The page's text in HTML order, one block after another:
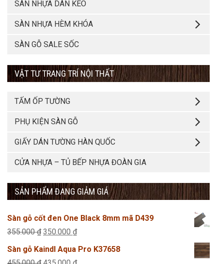
SÀN NHỰA DÁN KEO
SÀN NHỰA HÈM KHÓA
SÀN GỖ SALE SỐC
VẬT TƯ TRANG TRÍ NỘI THẤT
TẤM ỐP TƯỜNG
PHỤ KIỆN SÀN GỖ
GIẤY DÁN TƯỜNG HÀN QUỐC
CỬA NHỰA – TỦ BẾP NHỰA ĐOÀN GIA
SẢN PHẨM ĐANG GIẢM GIÁ
Sàn gỗ cốt đen One Black 8mm mã D439
355.000₫ Giá
gốc
là:
350.000 ₫Giá
hiện
tại
Sàn gỗ Kaindl Aqua Pro K37658